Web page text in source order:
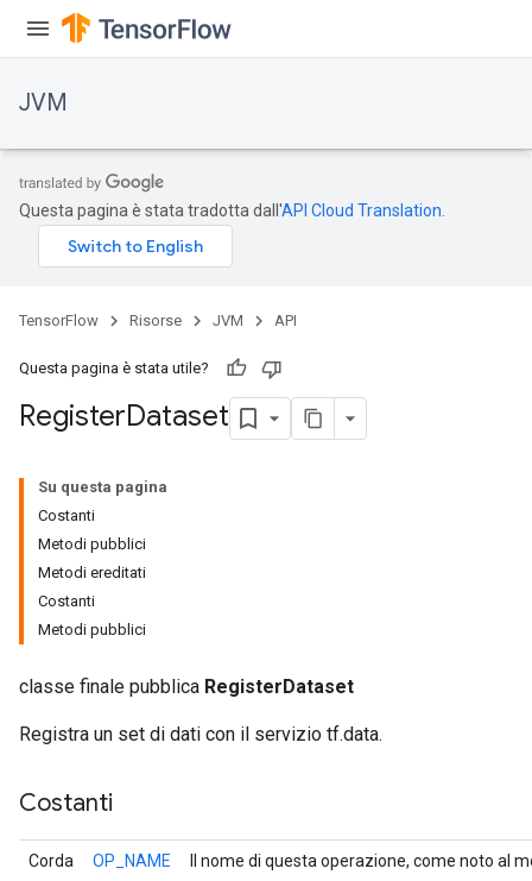
JVM
Questa pagina è stata tradotta dall'API Cloud Translation
TensorFlow Risorse JVM API
Questa pagina è stata utile?
RegisterDataset
Su questa pagina
Costanti
Metodi pubblici
Metodi ereditati
Costanti
Metodi pubblici
classe finale pubblica RegisterDataset
Registra un set di dati con il servizio tf.data.
Costanti
Corda OP_NAME Il nome di questa operazione, come noto al